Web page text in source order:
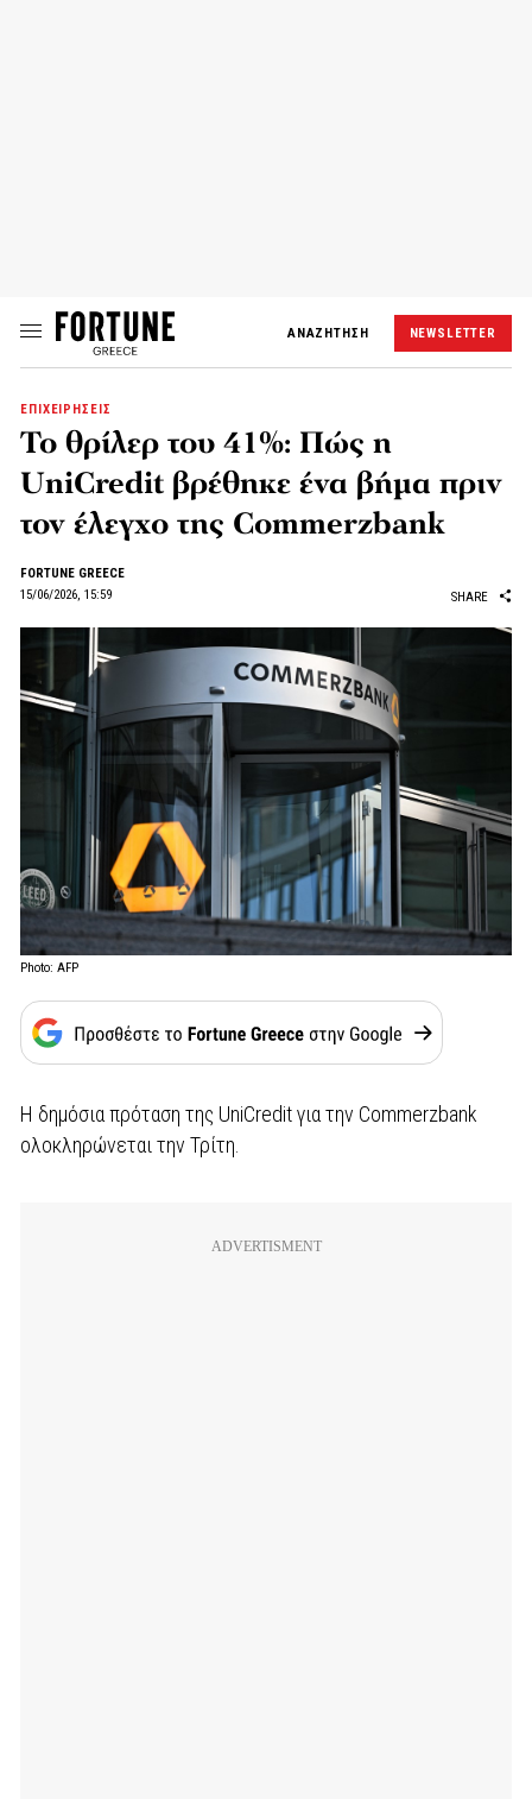
ΑΝΑΖΗΤΗΣΗ NEWSLETTER
ΕΠΙΧΕΙΡΗΣΕΙΣ
Το θρίλερ του 41%: Πώς η
UniCredit βρέθηκε ένα βήμα πριν
τον έλεγχο της Commerzbank
FORTUNE GREECE
15/06/2026, 15:59
SHARE
Photo: AFP
Η δημόσια πρόταση της UniCredit για την Commerzbank
ολοκληρώνεται την Τρίτη.